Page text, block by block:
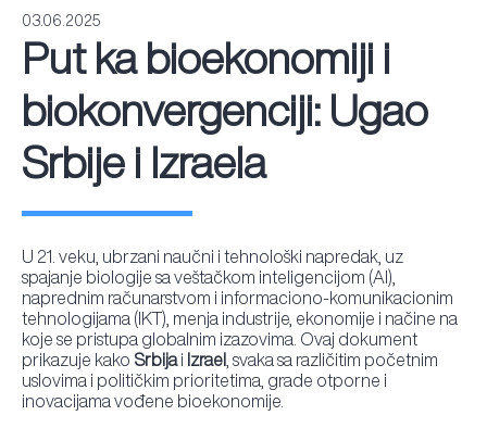
03.06.2025
Put ka bioekonomiji i
biokonvergenciji: Ugao
Srbije i Izraela
U 21. veku, ubrzani naučni i tehnološki napredak, uz
spajanje biologije sa veštačkom inteligencijom (AI),
naprednim računarstvom i informaciono-komunikacionim
tehnologijama (IKT), menja industrije, ekonomije i načine na
koje se pristupa globalnim izazovima. Ovaj dokument
prikazuje kako Srbijai Izrael, svaka sa različitim početnim
uslovima i političkim prioritetima, grade otporne i
inovacijama vođene bioekonomije.